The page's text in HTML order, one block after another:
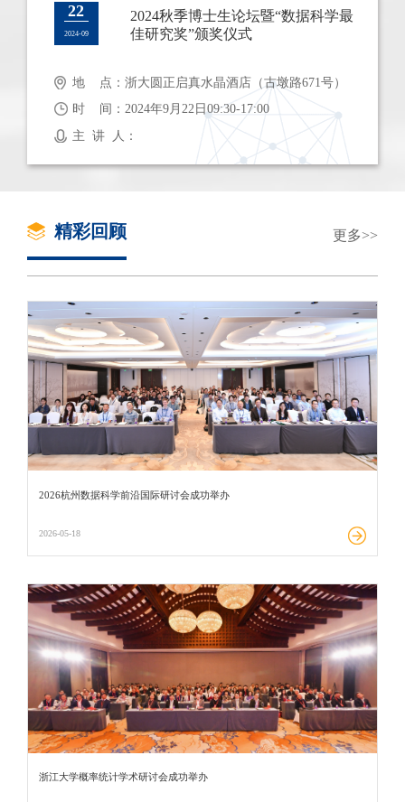
22
2024-09
2024秋季博士生论坛暨“数据科学最
佳研究奖”颁奖仪式
地 点：浙大圆正启真水晶酒店（古墩路671号）
时 间：2024年9月22日09:30-17:00
主 讲 人：
精彩回顾 更多
2026杭州数据科学前沿国际研讨会成功举办
2026-05-18
浙江大学概率统计学术研讨会成功举办